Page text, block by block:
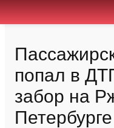
попал в
забор на
Петербурге